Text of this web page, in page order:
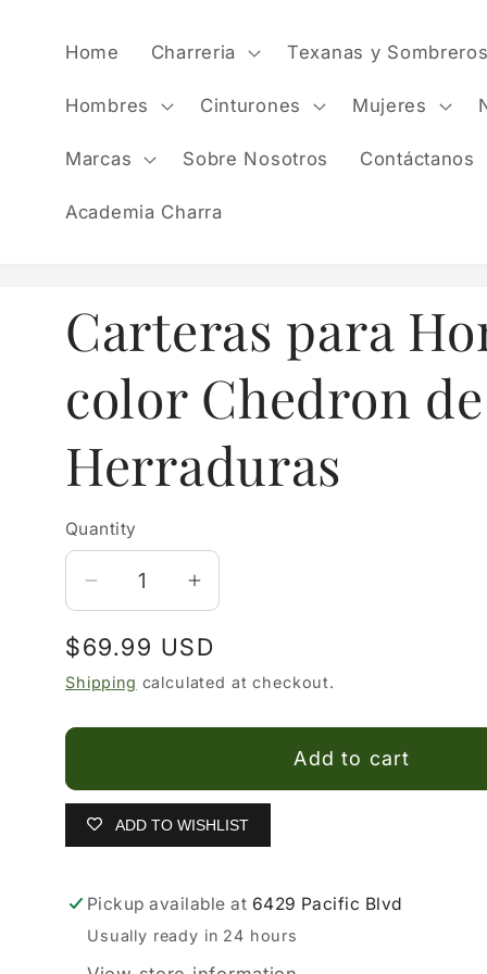
content
Home Charreria Texanas y Sombreros
Hombres Cinturones Mujeres
Marcas Sobre Nosotros Contáctanos
Academia Charra
Carteras para
color Chedron de
Herraduras
Quantity
Decrease
quantity
for
Carteras
Hombre
Chedron
de
Herraduras
Increase
quantity
for
Carteras
Hombre
Chedron
de
Herraduras
Regular
price
$69.99 USD
Shipping calculated at checkout.
Add to cart
ADD TO WISHLIST
Pickup available at 6429 Pacific Blvd
Usually ready in 24 hours